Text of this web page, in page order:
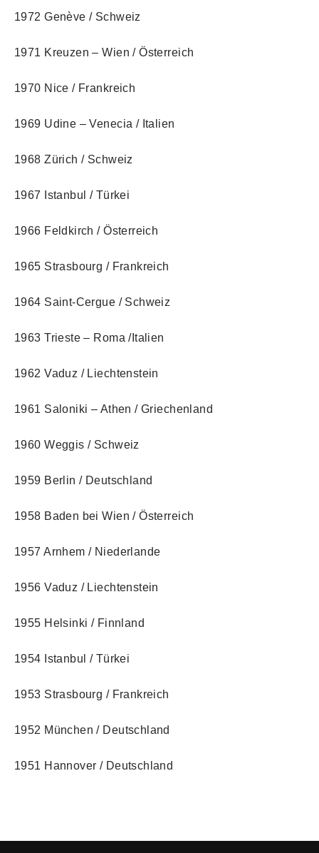
1972 Genève / Schweiz
1971 Kreuzen – Wien / Österreich
1970 Nice / Frankreich
1969 Udine – Venecia / Italien
1968 Zürich / Schweiz
1967 Istanbul / Türkei
1966 Feldkirch / Österreich
1965 Strasbourg / Frankreich
1964 Saint-Cergue / Schweiz
1963 Trieste – Roma /Italien
1962 Vaduz / Liechtenstein
1961 Saloniki – Athen / Griechenland
1960 Weggis / Schweiz
1959 Berlin / Deutschland
1958 Baden bei Wien / Österreich
1957 Arnhem / Niederlande
1956 Vaduz / Liechtenstein
1955 Helsinki / Finnland
1954 Istanbul / Türkei
1953 Strasbourg / Frankreich
1952 München / Deutschland
1951 Hannover / Deutschland